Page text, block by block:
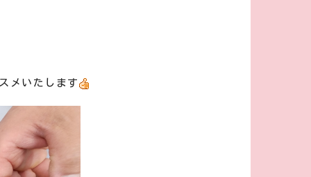
メいたします